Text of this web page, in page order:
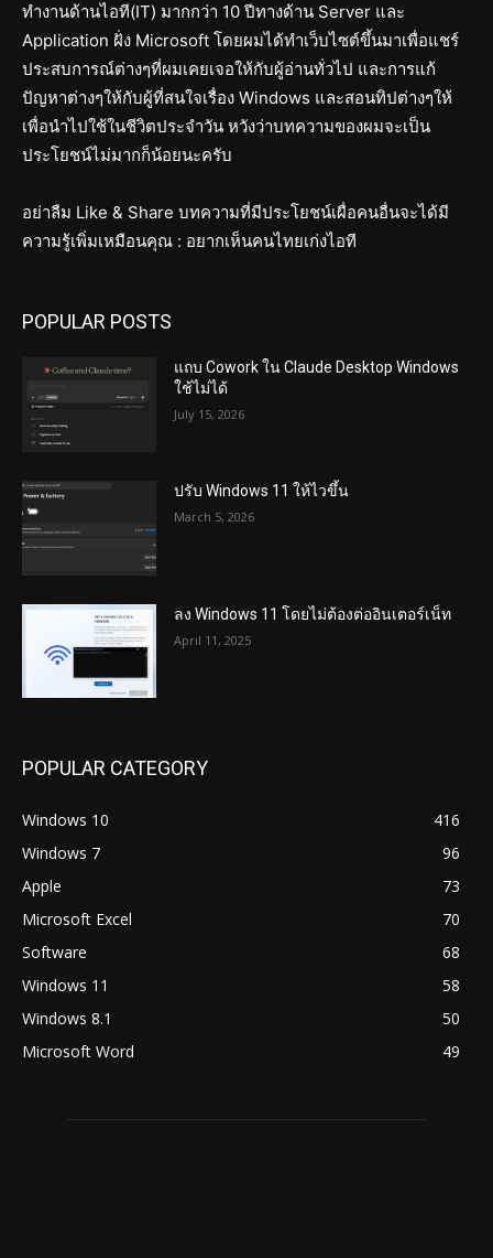
ทำงานด้านไอที(IT) มากกว่า 10 ปีทางด้าน Server และ
Application ฝั่ง Microsoft โดยผมได้ทำเว็บไซต์ขึ้นมาเพื่อแชร์
ประสบการณ์ต่างๆที่ผมเคยเจอให้กับผู้อ่านทั่วไป และการแก้
ปัญหาต่างๆให้กับผู้ที่สนใจเรื่อง Windows และสอนทิปต่างๆให้
เพื่อนำไปใช้ในชีวิตประจำวัน หวังว่าบทความของผมจะเป็น
ประโยชน์ไม่มากก็น้อยนะครับ
อย่าลืม Like & Share บทความที่มีประโยชน์เผื่อคนอื่นจะได้มี
ความรู้เพิ่มเหมือนคุณ : อยากเห็นคนไทยเก่งไอที
POPULAR POSTS
แถบ Cowork ใน Claude Desktop Windows
ใช้ไม่ได้
July 15, 2026
ปรับ Windows 11 ให้ไวขึ้น
March 5, 2026
ลง Windows 11 โดยไม่ต้องต่ออินเตอร์เน็ท
April 11, 2025
POPULAR CATEGORY
Windows 10
416
Windows 7
96
Apple
73
Microsoft Excel
70
Software
68
Windows 11
58
Windows 8.1
50
Microsoft Word
49